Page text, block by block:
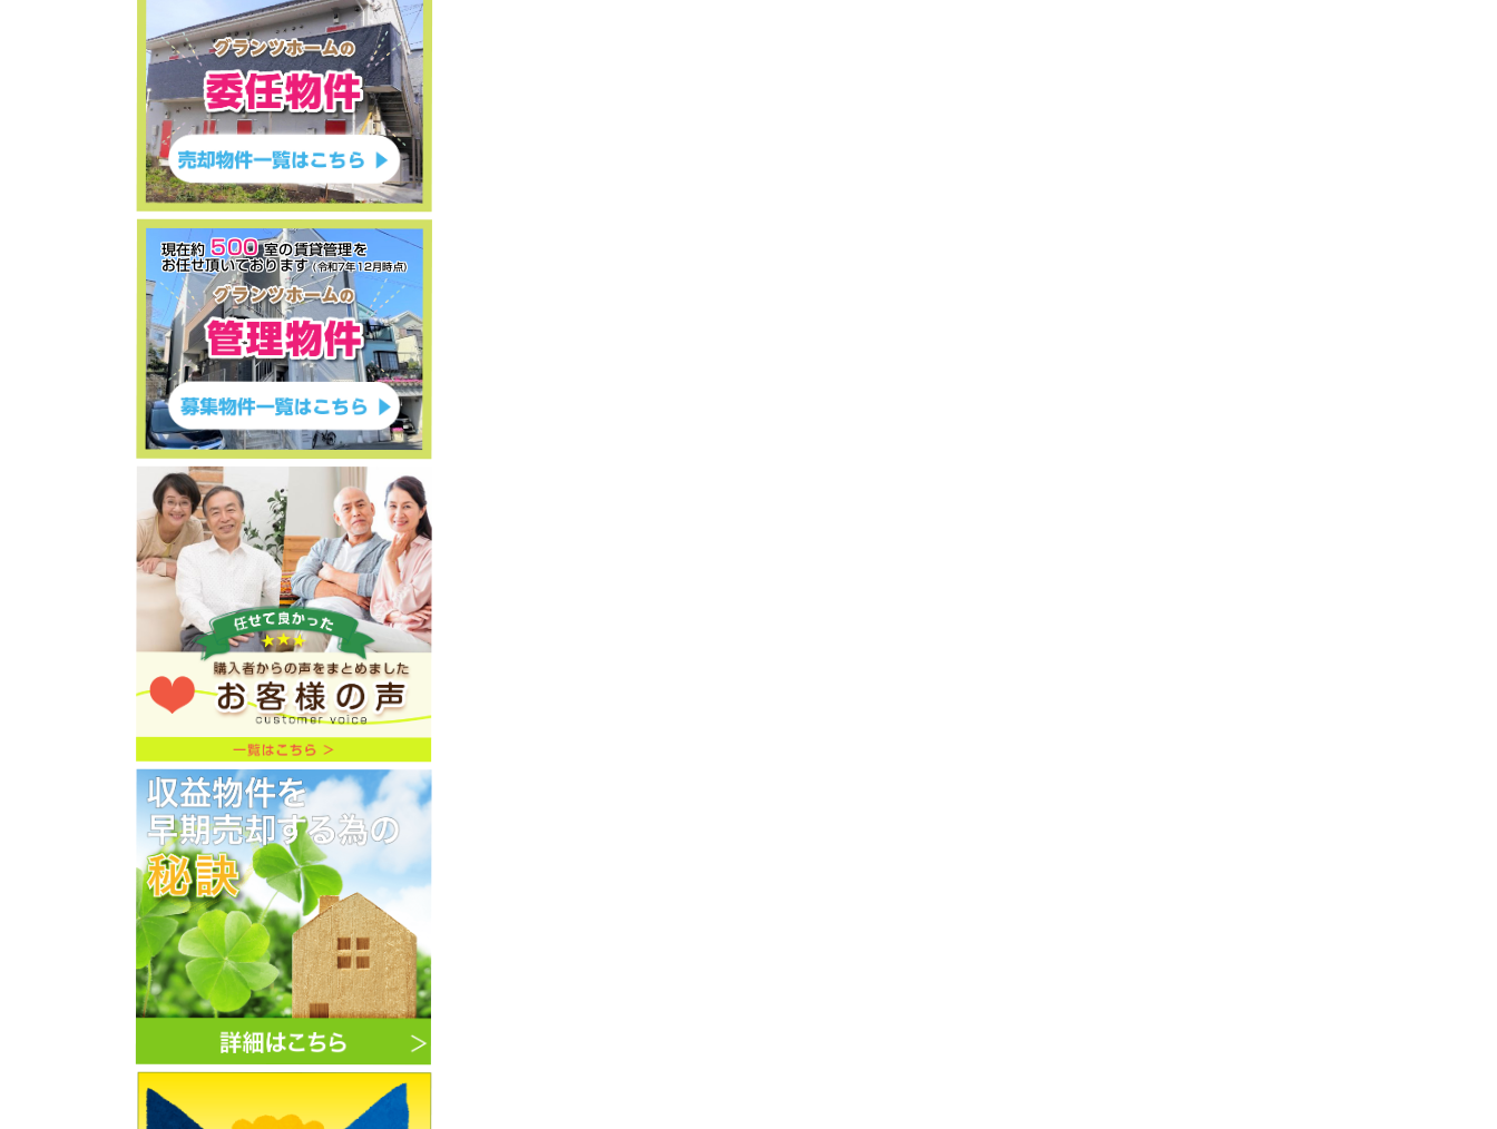
ご売却物件募集キャンペーン
2026年8月4日
★初公開物件★委任物件★Classy港南
中央★10部屋／満室賃貸中★平成31
年2月築★満室時の月額賃料649,000
円・年額賃料7,788,000円★満室時の
利回り6.77％★神奈川県横浜市港南区
港南5-10-36★1億1,500万円★
ご売却物件募集キャンペーン
2026年7月11日
★お客様の声を追加しました★中古戸建
★東京都町田市山崎町1536-
21★2,780万円★
ご売却物件募集キャンペーン
2026年6月16日
★お客様の声を追加しました★収益中古
アパート★ユナイト上星川ルツェルン★
神奈川県横浜市保土ヶ谷区東川島町21-
43★1億1,980万円★
ご売却物件募集キャンペーン
2026年6月13日
★価格変更★委任物件★収益アパート★
神奈川県横浜市鶴見区下末吉5-8-21-
2★ユナイト鶴見リュクサンブール
★7,210万円→6,800万円★利回り
7.47%→7.92%★
ご売却物件募集キャンペーン
2026年6月9日
★価格変更★委任物件★収益アパート★
神奈川県横浜市保土ヶ谷区桜ヶ丘2-35-
18-2★価格7,800万円→7,600万円
★利回り6.49%→6.66%★
ご売却物件募集キャンペーン
2026年6月8日
★初公開★委任物件★中古戸建★東京都
町田市山崎町1536-21★2,780万円
★リフォーム済★土地151.84㎡
（45.93坪）建物87.17㎡（26.36
坪）★
ご売却物件募集キャンペーン
2026年5月17日
★初公開物件★委任物件★ジュネパレス
淵野辺★6部屋／満室賃貸中★平成元年
3月築★満室時の月額賃料261,000
円・年額賃料3,132,000円★満室時の
利回り7.67％★神奈川県相模原市中央
区淵野辺1-13-15★4,080万円★
2026年5月12日
現在約 500 室の賃貸管理を
お任せ頂いております(令和7年12月時点)